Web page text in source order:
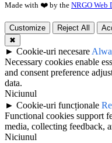
Made with ❤️ by the NRGO Web
Customize Reject All
✖
► Cookie-uri necesare
Necessary cookies enable
and consent preference
data.
Niciunul
► Cookie-uri funcționale
Functional cookies support
media, collecting feedback,
Niciunul